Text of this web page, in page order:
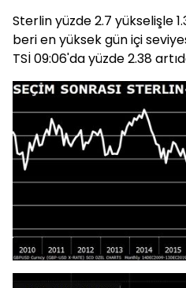
Sterlin yüzde 2.7 yükselişle
beri en yüksek gün içi
TSİ 09:06'da yüzde 2.38